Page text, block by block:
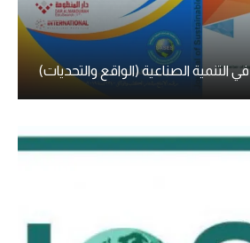
في التنمية الصناعية (الواقع والتحديات)